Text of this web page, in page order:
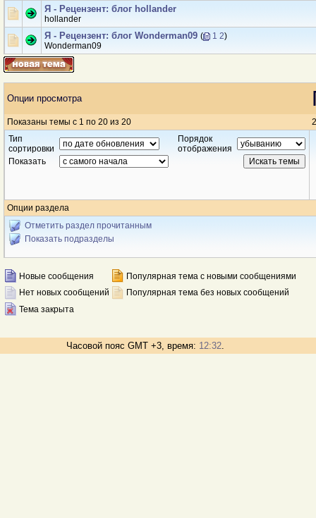
Я - Рецензент: блог hollander
hollander
Я - Рецензент: блог Wonderman09 ( 1 2)
Wonderman09
Опции просмотра
Показаны темы с 1 по 20 из 20
Тип
сортировки
Порядок
отображения
Показать
Опции раздела
Отметить раздел прочитанным
Показать подразделы
Новые сообщения
Популярная тема с новыми сообщениями
Нет новых сообщений
Популярная тема без новых сообщений
Тема закрыта
Часовой пояс GMT +3, время: 12:32.